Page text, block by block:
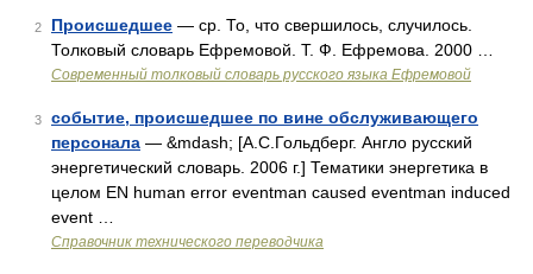
2 Происшедшее — ср. То, что свершилось, случилось.
Толковый словарь Ефремовой. Т. Ф. Ефремова. 2000 …
Современный толковый словарь русского языка Ефремовой
3
событие, происшедшее по вине обслуживающего
персонала — &mdash; [А.С.Гольдберг. Англо русский
энергетический словарь. 2006 г.] Тематики энергетика в
целом EN human error eventman caused eventman induced
event …
Справочник технического переводчика